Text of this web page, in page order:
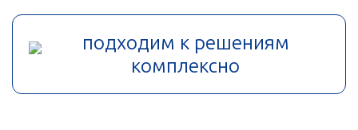
подходим к решениям
комплексно